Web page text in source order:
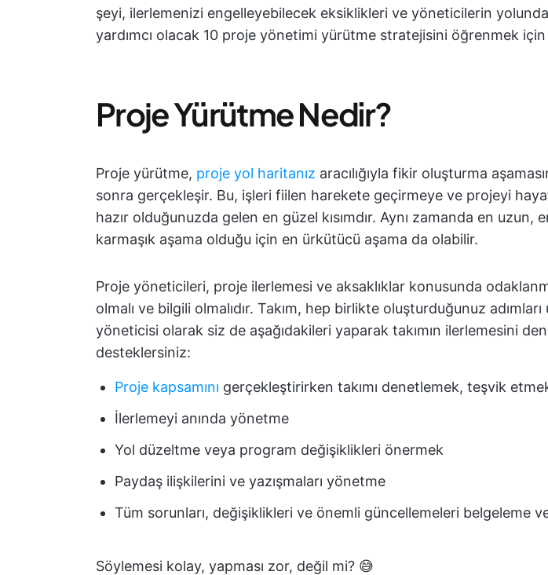
şeyi, ilerlemenizi engelleyebilecek eksiklikleri ve yöneticilerin
yardımcı olacak 10 proje yönetimi yürütme stratejisini öğrenmek
Proje Yürütme Nedir?
Proje yürütme, proje yol haritanız aracılığıyla fikir oluşturma
sonra gerçekleşir. Bu, işleri fiilen harekete geçirmeye ve projeyi
hazır olduğunuzda gelen en güzel kısımdır. Aynı zamanda en uzun,
karmaşık aşama olduğu için en ürkütücü aşama da olabilir.
Proje yöneticileri, proje ilerlemesi ve aksaklıklar konusunda
olmalı ve bilgili olmalıdır. Takım, hep birlikte oluşturduğunuz
yöneticisi olarak siz de aşağıdakileri yaparak takımın ilerlemesini
desteklersiniz:
Proje kapsamını gerçekleştirirken takımı denetlemek, teşvik
İlerlemeyi anında yönetme
Yol düzeltme veya program değişiklikleri önermek
Paydaş ilişkilerini ve yazışmaları yönetme
Tüm sorunları, değişiklikleri ve önemli güncellemeleri belgeleme
Söylemesi kolay, yapması zor, değil mi? 😅